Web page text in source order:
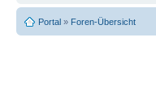
Portal » Foren-Übersicht